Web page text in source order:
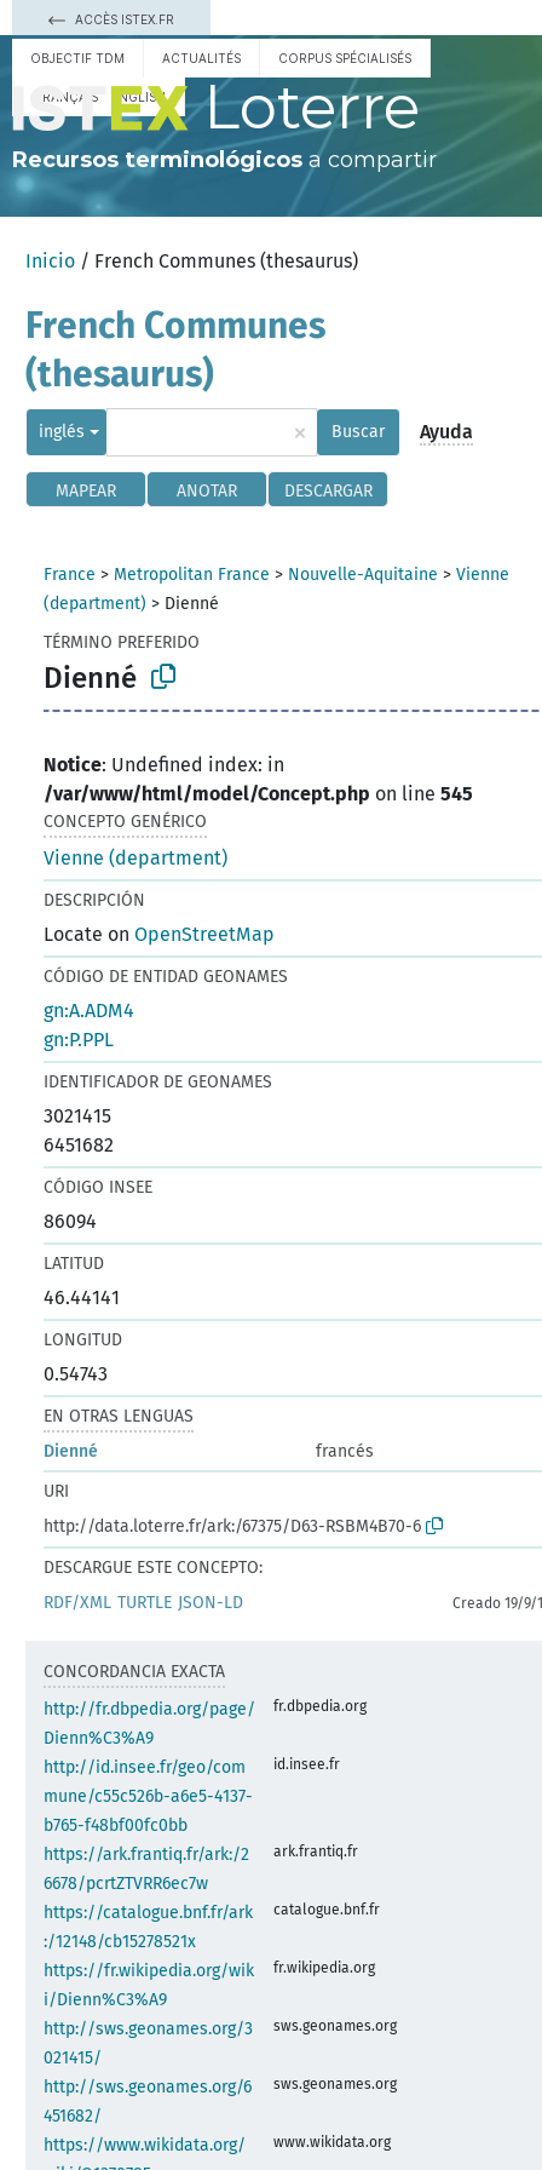
ACCÈS ISTEX.FR
OBJECTIF TDM ACTUALITÉS CORPUS SPÉCIALISÉS
FRANÇAIS ENGLISH Loterre
Recursos terminológicos a compartir
Inicio / French Communes (thesaurus)
French Communes
(thesaurus)
inglés × Buscar Ayuda
MAPEAR ANOTAR DESCARGAR
France > Metropolitan France > Nouvelle-Aquitaine >Vienne
(department) > Dienné
TÉRMINO PREFERIDO
Dienné
Notice: Undefined index: in
/var/www/html/model/Concept.php on line545
CONCEPTO GENÉRICO
Vienne (department)
DESCRIPCIÓN
Locate onOpenStreetMap
CÓDIGO DE ENTIDAD GEONAMES
gn:A.ADM4
gn:P.PPL
IDENTIFICADOR DE GEONAMES
3021415
6451682
CÓDIGO INSEE
86094
LATITUD
46.44141
LONGITUD
0.54743
EN OTRAS LENGUAS
Dienné
francés
URI
http://data.loterre.fr/ark:/67375/D63-RSBM4B70-6
DESCARGUE ESTE CONCEPTO:
RDF/XML TURTLE JSON-LD Creado 19/9/
CONCORDANCIA EXACTA
http://fr.dbpedia.org/page/
Dienn%C3%A9
fr.dbpedia.org
http://id.insee.fr/geo/com
mune/c55c526b-a6e5-4137-
b765-f48bf00fc0bb
id.insee.fr
https://ark.frantiq.fr/ark:/2
6678/pcrtZTVRR6ec7w
ark.frantiq.fr
https://catalogue.bnf.fr/ark
:/12148/cb15278521x
catalogue.bnf.fr
https://fr.wikipedia.org/wik
i/Dienn%C3%A9
fr.wikipedia.org
http://sws.geonames.org/3
021415/
sws.geonames.org
http://sws.geonames.org/6
451682/
sws.geonames.org
https://www.wikidata.org/
www.wikidata.org